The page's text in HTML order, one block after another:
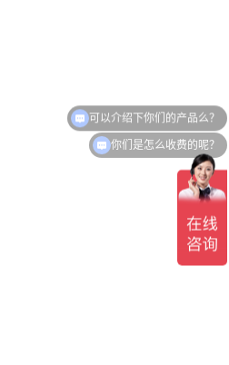
你们是怎么收费的呢？